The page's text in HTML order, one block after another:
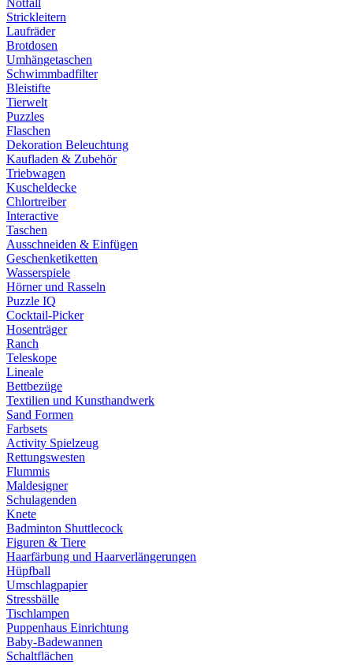
Notfall
Strickleitern
Laufräder
Brotdosen
Umhängetaschen
Schwimmbadfilter
Bleistifte
Tierwelt
Puzzles
Flaschen
Dekoration Beleuchtung
Kaufladen & Zubehör
Triebwagen
Kuscheldecke
Chlortreiber
Interactive
Taschen
Ausschneiden & Einfügen
Geschenketiketten
Wasserspiele
Hörner und Rasseln
Puzzle IQ
Cocktail-Picker
Hosenträger
Ranch
Teleskope
Lineale
Bettbezüge
Textilien und Kunsthandwerk
Sand Formen
Farbsets
Activity Spielzeug
Rettungswesten
Flummis
Maldesigner
Schulagenden
Knete
Badminton Shuttlecock
Figuren & Tiere
Haarfärbung und Haarverlängerungen
Hüpfball
Umschlagpapier
Stressbälle
Tischlampen
Puppenhaus Einrichtung
Baby-Badewannen
Schaltflächen